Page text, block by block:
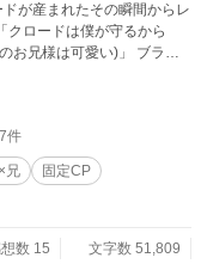
が産まれたその瞬間からレ
は可愛い)」 ブラコ
ードと、そんなレイフォー
主人公のみ。 本編は
。
件
兄
固定CP
数 15
文字数 51,809